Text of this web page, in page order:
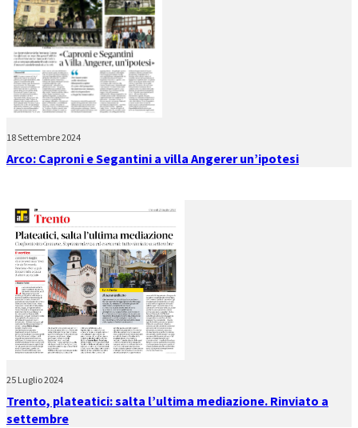
18 Settembre 2024
Arco: Caproni e Segantini a villa Angerer un’ipotesi
25 Luglio 2024
Trento, plateatici: salta l’ultima mediazione. Rinviato a
settembre